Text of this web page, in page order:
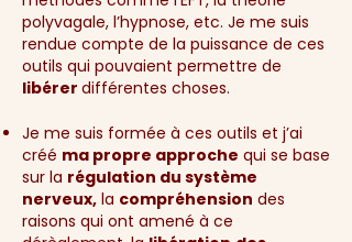
polyvagale, l’hypnose, etc. Je me suis
rendue compte de la puissance de ces
outils qui pouvaient permettre de
libérer différentes choses.
Je me suis formée à ces outils et j’ai
créé ma propre approche qui se base
sur la régulation du système
nerveux, la compréhension des
raisons qui ont amené à ce